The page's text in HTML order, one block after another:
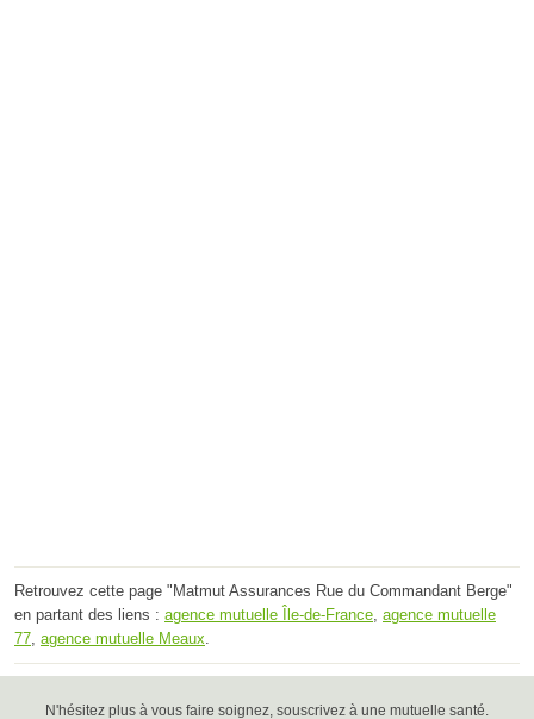
Retrouvez cette page "Matmut Assurances Rue du Commandant Berge"
en partant des liens : agence mutuelle Île-de-France, agence mutuelle
77, agence mutuelle Meaux.
N'hésitez plus à vous faire soignez, souscrivez à une mutuelle santé.